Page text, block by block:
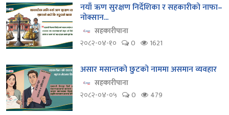
नयाँ ऋण सुरक्षण निर्देशिका र सहकारीको नाफा–
नोक्सान...
सहकारीपाना
२०८२-०४-१०
0 1621
असार मसान्तको छुटको नाममा असमान व्यवहार
सहकारीपाना
२०८२-०४-०५
0 479